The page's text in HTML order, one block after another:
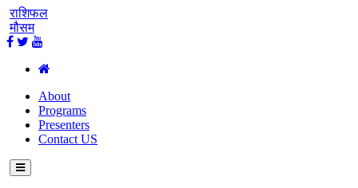
राशिफल
मौसम
About
Programs
Presenters
Contact US